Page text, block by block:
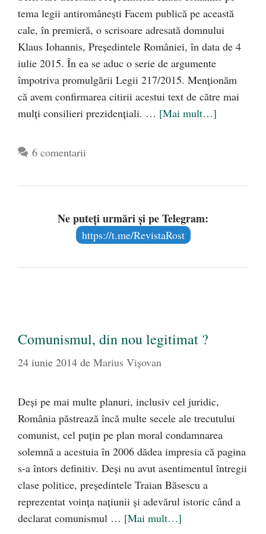
tema legii antiromâneşti Facem publică pe această
cale, în premieră, o scrisoare adresată domnului
Klaus Iohannis, Preşedintele României, în data de 4
iulie 2015. În ea se aduc o serie de argumente
împotriva promulgării Legii 217/2015. Menţionăm
că avem confirmarea citirii acestui text de către mai
mulţi consilieri prezidenţiali. … [Mai mult…]
6 comentarii
Ne puteți urmări și pe Telegram:
https://t.me/RevistaRost
Comunismul, din nou legitimat ?
24 iunie 2014 de Marius Vișovan
Deşi pe mai multe planuri, inclusiv cel juridic,
România păstrează încă multe secele ale trecutului
comunist, cel puţin pe plan moral condamnarea
solemnă a acestuia în 2006 dădea impresia că pagina
s-a întors definitiv. Deşi nu avut asentimentul întregii
clase politice, preşedintele Traian Băsescu a
reprezentat voinţa naţiunii şi adevărul istoric când a
declarat comunismul … [Mai mult…]